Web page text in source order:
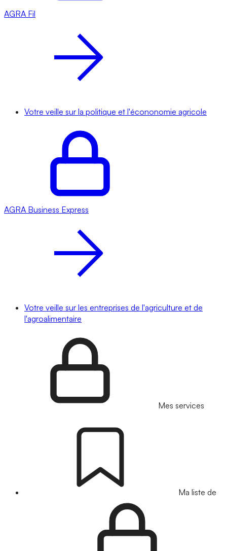
AGRA Fil
Votre veille sur la politique et l'écononomie agricole
AGRA Business Express
Votre veille sur les entreprises de l'agriculture et de
l'agroalimentaire
Mes services
Ma liste de